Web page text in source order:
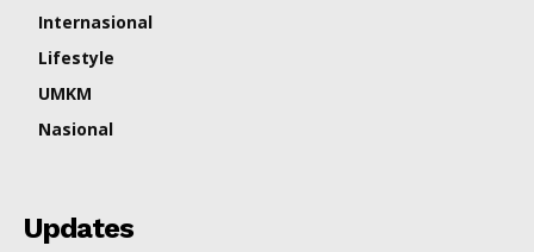
Internasional
Lifestyle
UMKM
Nasional
Updates